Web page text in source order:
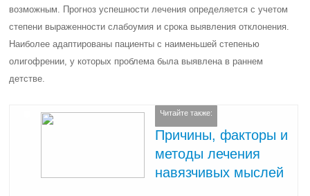
возможным. Прогноз успешности лечения определяется с учетом
степени выраженности слабоумия и срока выявления отклонения.
Наиболее адаптированы пациенты с наименьшей степенью
олигофрении, у которых проблема была выявлена в раннем
детстве.
Читайте также:
Причины, факторы и
методы лечения
навязчивых мыслей